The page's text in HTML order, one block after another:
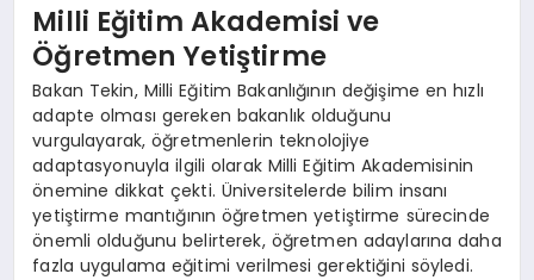
Milli Eğitim Akademisi ve
Öğretmen Yetiştirme
Bakan Tekin, Milli Eğitim Bakanlığının değişime en hızlı
adapte olması gereken bakanlık olduğunu
vurgulayarak, öğretmenlerin teknolojiye
adaptasyonuyla ilgili olarak Milli Eğitim Akademisinin
önemine dikkat çekti. Üniversitelerde bilim insanı
yetiştirme mantığının öğretmen yetiştirme sürecinde
önemli olduğunu belirterek, öğretmen adaylarına daha
fazla uygulama eğitimi verilmesi gerektiğini söyledi.